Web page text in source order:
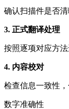
确认扫描件是否清
3. 正式翻译处理
按照逐项对应方法
4. 内容校对
检查信息一致性，
数字准确性